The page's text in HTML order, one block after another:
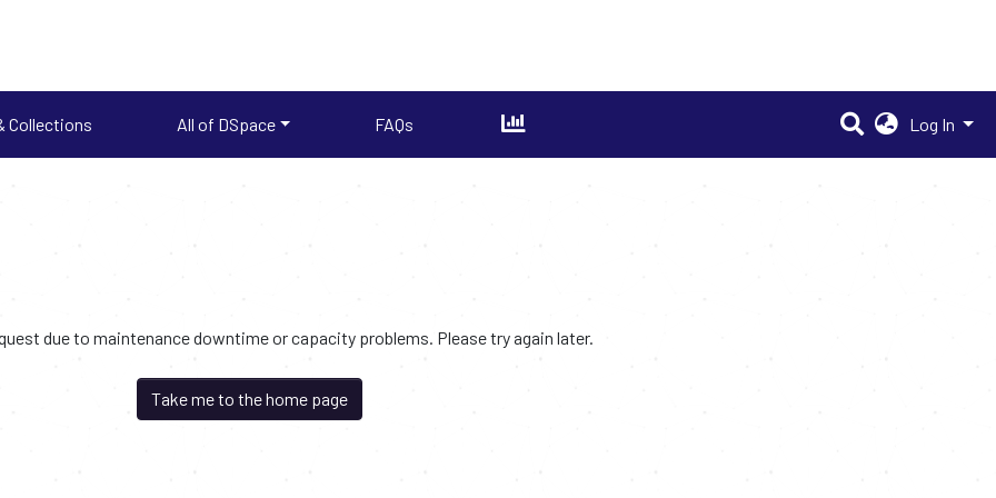
Collections All of DSpace FAQs Log In
due to maintenance downtime or capacity problems. Please try again later.
Take me to the home page